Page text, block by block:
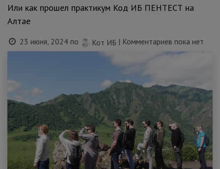
Или как прошел практикум Код ИБ ПЕНТЕСТ на
Алтае
23 июня, 2024 по Кот ИБ | Комментариев пока нет